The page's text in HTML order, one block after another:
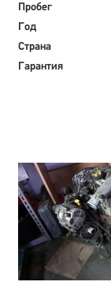
Пробег
Год
Страна
Гарантия